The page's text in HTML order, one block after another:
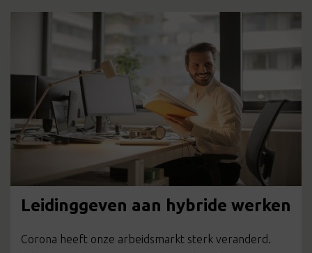
Leidinggeven aan hybride werken
Corona heeft onze arbeidsmarkt sterk veranderd.